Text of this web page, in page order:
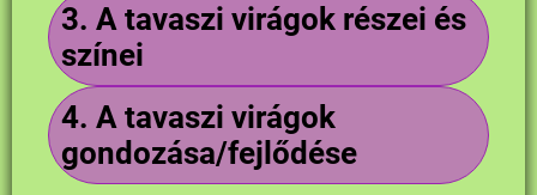
3. A tavaszi virágok részei és
színei
4. A tavaszi virágok
gondozása/fejlődése